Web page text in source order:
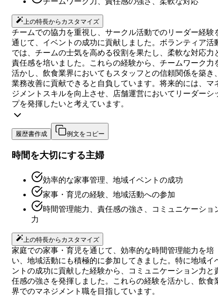
上の特長からカスタマイズ
チームでの協力を重視し、サークル活動でのリーダー経験
通じて、イベントの成功に貢献しました。ボランティア活
では、チームの士気を高める役割を果たし、柔軟な対応力
責任感を培いました。これらの経験から、チームワーク力
活かし、飲食業界においてもスタッフとの信頼関係を築き
業務改善に貢献できると自負しています。将来的には、マ
ジメントスキルを向上させ、店舗運営においてリーダーシ
プを発揮したいと考えています。
履歴書作成 例文をコピー
時間を大切にする主婦
効率的な家事管理、地域イベントの成功
家事・育児の経験、地域活動への参加
時間管理能力、責任感の強さ、コミュニケーショ
力
上の特長からカスタマイズ
家庭での家事・育児を通じて、効率的な時間管理能力を培
い、地域活動にも積極的に参加してきました。特に地域イ
ントの成功に貢献した経験から、コミュニケーション力と
任感の強さを発揮しました。これらの経験を活かし、飲食
界でのマネジメント職を目指しています。